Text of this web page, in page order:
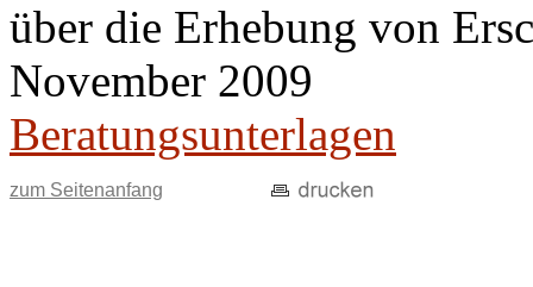
über die Erhebung von
November 2009
Beratungsunterlagen
zum Seitenanfang